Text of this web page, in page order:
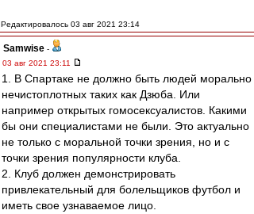
Редактировалось 03 авг 2021 23:14
Samwise -
03 авг 2021 23:11
1. В Спартаке не должно быть людей морально
нечистоплотных таких как Дзюба. Или
например открытых гомосексуалистов. Какими
бы они специалистами не были. Это актуально
не только с моральной точки зрения, но и с
точки зрения популярности клуба.
2. Клуб должен демонстрировать
привлекательный для болельщиков футбол и
иметь свое узнаваемое лицо.